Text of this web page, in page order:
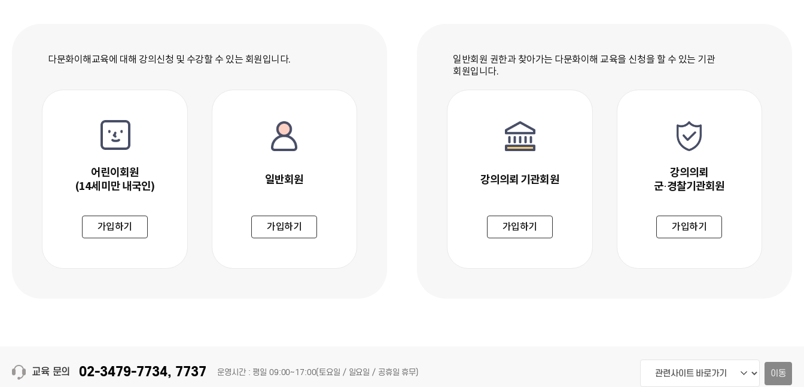
다문화이해교육에 대해 강의신청 및 수강할 수 있는 회원입니다.
어린이회원
(14세미만 내국인)
어린이회원 (14세미만 내국인)
가입하기
일반회원
일반회원
가입하기
일반회원 권한과 찾아가는 다문화이해 교육을 신청을 할 수 있는 기관
회원입니다.
강의의뢰 기관회원
강의의뢰 기관회원
가입하기
강의의뢰
군·경찰기관회원
강의의뢰 군·경찰기관회원
가입하기
교육 문의 02-3479-7734, 7737 운영시간 : 평일 09:00~17:00(토요일 / 일요일 / 공휴일 휴무) 이동